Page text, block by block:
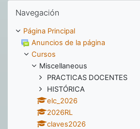
Navegación
Página Principal
Anuncios de la página
Cursos
Miscellaneous
PRACTICAS DOCENTES
HISTÓRICA
elc_2026
2026RL
claves2026